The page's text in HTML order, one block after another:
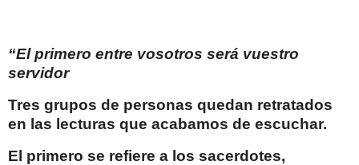
“El primero entre vosotros será vuestro
servidor
Tres grupos de personas quedan retratados
en las lecturas que acabamos de escuchar.
El primero se refiere a los sacerdotes,